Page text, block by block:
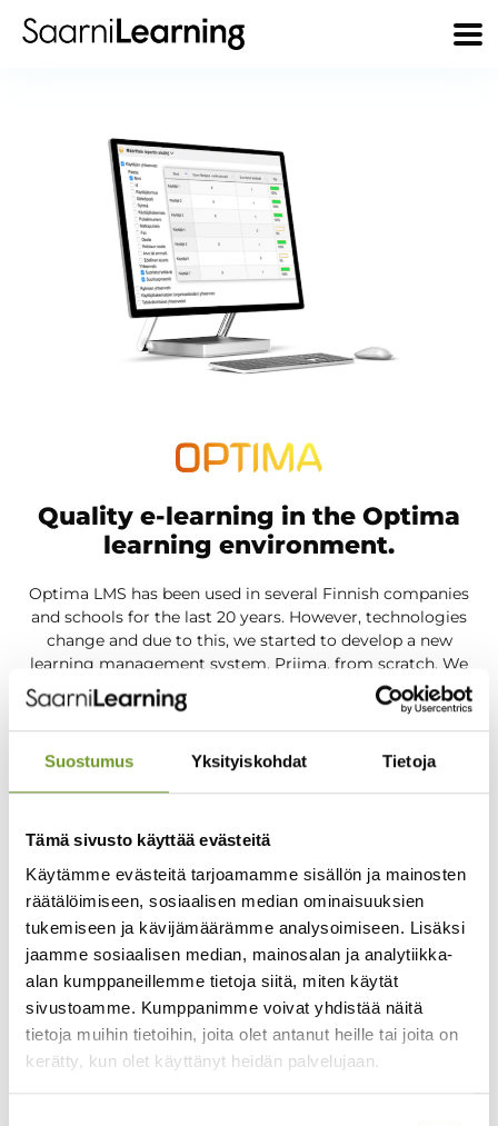
Suostumus Yksityiskohdat Tietoja
Tämä sivusto käyttää evästeitä
Käytämme evästeitä tarjoamamme sisällön ja mainosten
räätälöimiseen, sosiaalisen median ominaisuuksien
tukemiseen ja kävijämäärämme analysoimiseen. Lisäksi
jaamme sosiaalisen median, mainosalan ja analytiikka-
alan kumppaneillemme tietoja siitä, miten käytät
sivustoamme. Kumppanimme voivat yhdistää näitä
tietoja muihin tietoihin, joita olet antanut heille tai joita on
kerätty, kun olet käyttänyt heidän palvelujaan.
Quality e-learning in the Optima
learning environment.
Optima LMS has been used in several Finnish companies
and schools for the last 20 years. However, technologies
change and due to this, we started to develop a new
learning management system, Priima, from scratch. We
still maintain Optima and some organizations use it to this
Check out Priima